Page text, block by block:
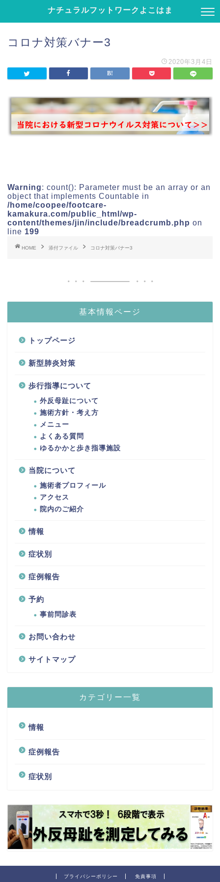
ナチュラルフットワークよこはま
コロナ対策バナー3
2020年3月4日
Warning: count(): Parameter must be an array or an
object that implements Countable in
/home/coopee/footcare-
kamakura.com/public_html/wp-
content/themes/jin/include/breadcrumb.php on
line 199
HOME 添付ファイル コロナ対策バナー3
基本情報ページ
トップページ
新型肺炎対策
歩行指導について
外反母趾について
施術方針・考え方
メニュー
よくある質問
ゆるかかと歩き指導施設
当院について
施術者プロフィール
アクセス
院内のご紹介
情報
症状別
症例報告
予約
事前問診表
お問い合わせ
サイトマップ
カテゴリー一覧
情報
症例報告
症状別
プライバシーポリシー 免責事項